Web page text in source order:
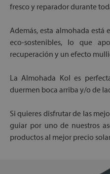
fresco y reparador durante
Además, esta almohada está
eco-sostenibles, lo que
recuperación y un efecto
La Almohada Kol es
duermen boca arriba y/o de
Si quieres disfrutar de las
guiar por uno de nuestros
productos al mejor precio